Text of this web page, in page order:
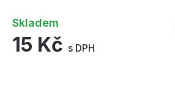
Skladem
15 Kč s DPH